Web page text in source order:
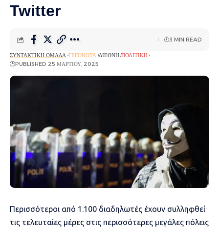
Twitter
ΣΥΝΤΑΚΤΙΚΉ ΟΜΆΔΑ ΓΕΓΟΝΌΤΑ ΔΙΕΘΝΉ ΠΟΛΙΤΙΚΉ
PUBLISHED 25 ΜΑΡΤΊΟΥ, 2025
3 MIN READ
Περισσότεροι από 1.100 διαδηλωτές έχουν συλληφθεί
τις τελευταίες μέρες στις περισσότερες μεγάλες πόλεις